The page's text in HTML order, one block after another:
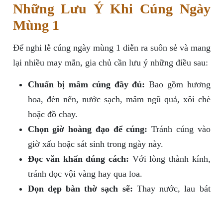
Những Lưu Ý Khi Cúng Ngày
Mùng 1
Để nghi lễ cúng ngày mùng 1 diễn ra suôn sẻ và mang
lại nhiều may mắn, gia chủ cần lưu ý những điều sau:
Chuẩn bị mâm cúng đầy đủ: Bao gồm hương
hoa, đèn nến, nước sạch, mâm ngũ quả, xôi chè
hoặc đồ chay.
Chọn giờ hoàng đạo để cúng: Tránh cúng vào
giờ xấu hoặc sát sinh trong ngày này.
Đọc văn khấn đúng cách: Với lòng thành kính,
tránh đọc vội vàng hay qua loa.
Dọn dẹp bàn thờ sạch sẽ: Thay nước, lau bát